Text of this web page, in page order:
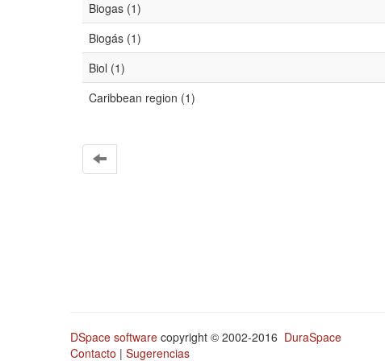
Biogas (1)
Biogás (1)
Biol (1)
Caribbean region (1)
DSpace software copyright © 2002-2016 DuraSpace
Contacto | Sugerencias